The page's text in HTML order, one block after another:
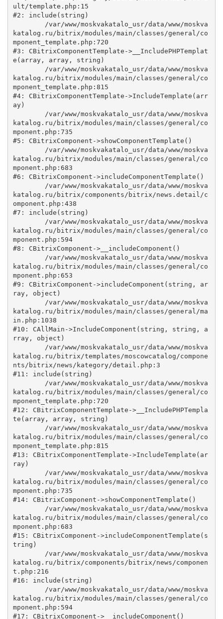
ult/template.php:15
#2: include(string)
katalog.ru/bitrix/modules/main/classes/general/co
mponent_template.php:720
#3: CBitrixComponentTemplate->__IncludePHPTemplat
e(array, array, string)
katalog.ru/bitrix/modules/main/classes/general/co
mponent_template.php:815
#4: CBitrixComponentTemplate->IncludeTemplate(arr
ay)
katalog.ru/bitrix/modules/main/classes/general/co
mponent.php:735
#5: CBitrixComponent->showComponentTemplate()
katalog.ru/bitrix/modules/main/classes/general/co
mponent.php:683
#6: CBitrixComponent->includeComponentTemplate()
katalog.ru/bitrix/components/bitrix/news.detail/c
omponent.php:438
#7: include(string)
katalog.ru/bitrix/modules/main/classes/general/co
mponent.php:594
#8: CBitrixComponent->__includeComponent()
katalog.ru/bitrix/modules/main/classes/general/co
mponent.php:653
#9: CBitrixComponent->includeComponent(string, ar
ray, object)
katalog.ru/bitrix/modules/main/classes/general/ma
in.php:1038
#10: CAllMain->IncludeComponent(string, string, a
rray, object)
katalog.ru/bitrix/templates/moscowcatalog/compone
nts/bitrix/news/kategory/detail.php:3
#11: include(string)
katalog.ru/bitrix/modules/main/classes/general/co
mponent_template.php:720
#12: CBitrixComponentTemplate->__IncludePHPTempla
te(array, array, string)
katalog.ru/bitrix/modules/main/classes/general/co
mponent_template.php:815
#13: CBitrixComponentTemplate->IncludeTemplate(ar
ray)
katalog.ru/bitrix/modules/main/classes/general/co
mponent.php:735
#14: CBitrixComponent->showComponentTemplate()
katalog.ru/bitrix/modules/main/classes/general/co
mponent.php:683
#15: CBitrixComponent->includeComponentTemplate(s
tring)
katalog.ru/bitrix/components/bitrix/news/componen
t.php:216
#16: include(string)
katalog.ru/bitrix/modules/main/classes/general/co
mponent.php:594
#17: CBitrixComponent->__includeComponent()